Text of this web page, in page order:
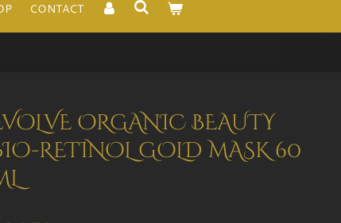
CONTACT
ORGANIC BEAUTY
RETINOL GOLD MASK 60